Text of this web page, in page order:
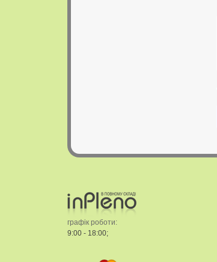
графік роботи:
9:00 - 18:00;